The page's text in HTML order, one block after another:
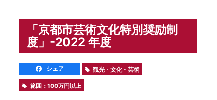
「京都市芸術文化特別奨励制
度」-2022 年度
シェア 観光・文化・芸術
範囲：100万円以上